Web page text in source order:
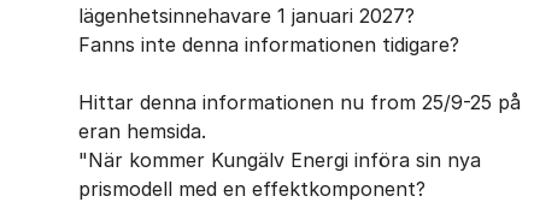
lägenhetsinnehavare 1 januari 2027?
Fanns inte denna informationen tidigare?
Hittar denna informationen nu from 25/9-25 på
eran hemsida.
"När kommer Kungälv Energi införa sin nya
prismodell med en effektkomponent?